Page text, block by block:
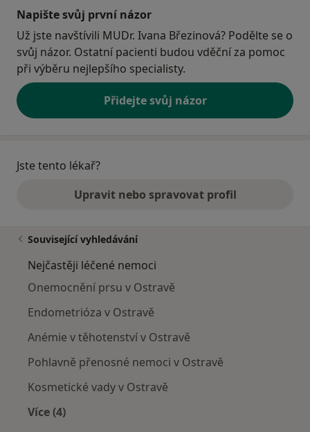
Napište svůj první názor
Už jste navštívili MUDr. Ivana Březinová? Podělte se o
svůj názor. Ostatní pacienti budou vděční za pomoc
při výběru nejlepšího specialisty.
Přidejte svůj názor
Jste tento lékař?
Upravit nebo spravovat profil
Související vyhledávání
Nejčastěji léčené nemoci
Onemocnění prsu v Ostravě
Endometrióza v Ostravě
Anémie v těhotenství v Ostravě
Pohlavně přenosné nemoci v Ostravě
Kosmetické vady v Ostravě
Více (4)